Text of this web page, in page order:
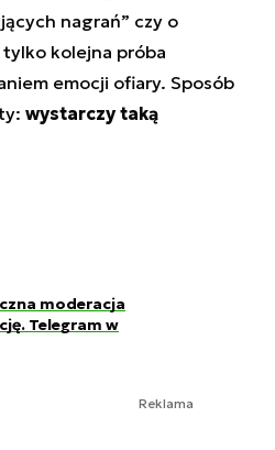
nagrań” czy o
tylko kolejna próba
emocji ofiary. Sposób
wystarczy taką
moderacja
Telegram w
Reklama